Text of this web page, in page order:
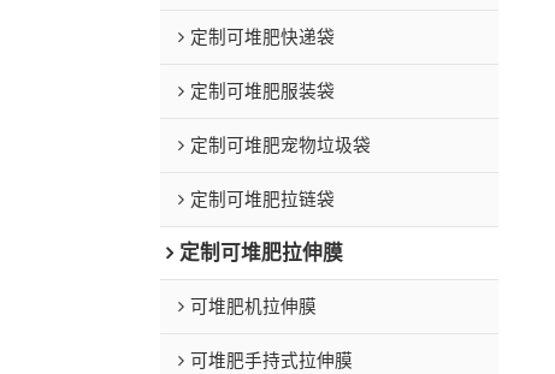
定制可堆肥快递袋
定制可堆肥服装袋
定制可堆肥宠物垃圾袋
定制可堆肥拉链袋
定制可堆肥拉伸膜
可堆肥机拉伸膜
可堆肥手持式拉伸膜